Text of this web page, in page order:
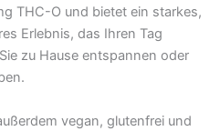
THC-O und bietet ein starkes,
Erlebnis, das Ihren Tag
zu Hause entspannen oder
vegan, glutenfrei und